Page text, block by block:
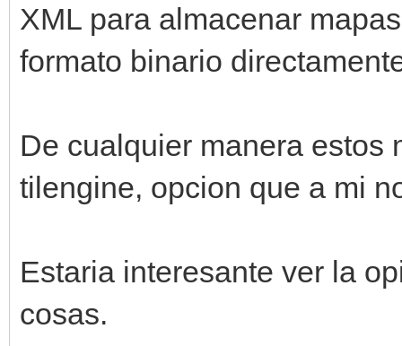
XML para almacenar
formato binario
De cualquier manera estos
tilengine, opcion que a mi
Estaria interesante ver la
cosas.